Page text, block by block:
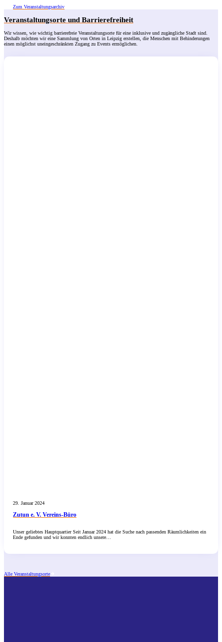
Zum Veranstaltungsarchiv
Veranstaltungsorte und Barrierefreiheit
Wir wissen, wie wichtig barrierefreie Veranstaltungsorte für eine inklusive und zugängliche Stadt sind.
Deshalb möchten wir eine Sammlung von Orten in Leipzig erstellen, die Menschen mit Behinderungen
einen möglichst uneingeschränkten Zugang zu Events ermöglichen.
29. Januar 2024
Zutun e. V. Vereins-Büro
Unser geliebtes Hauptquartier Seit Januar 2024 hat die Suche nach passenden Räumlichkeiten ein
Ende gefunden und wir konnten endlich unsere…
Alle Veranstaltungsorte